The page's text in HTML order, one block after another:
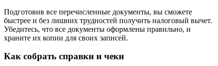
Подготовив все перечисленные документы, вы сможете
быстрее и без лишних трудностей получить налоговый вычет.
Убедитесь, что все документы оформлены правильно, и
храните их копии для своих записей.
Как собрать справки и чеки